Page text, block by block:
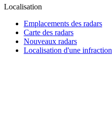
Localisation
Emplacements des radars
Carte des radars
Nouveaux radars
Localisation d'une infraction